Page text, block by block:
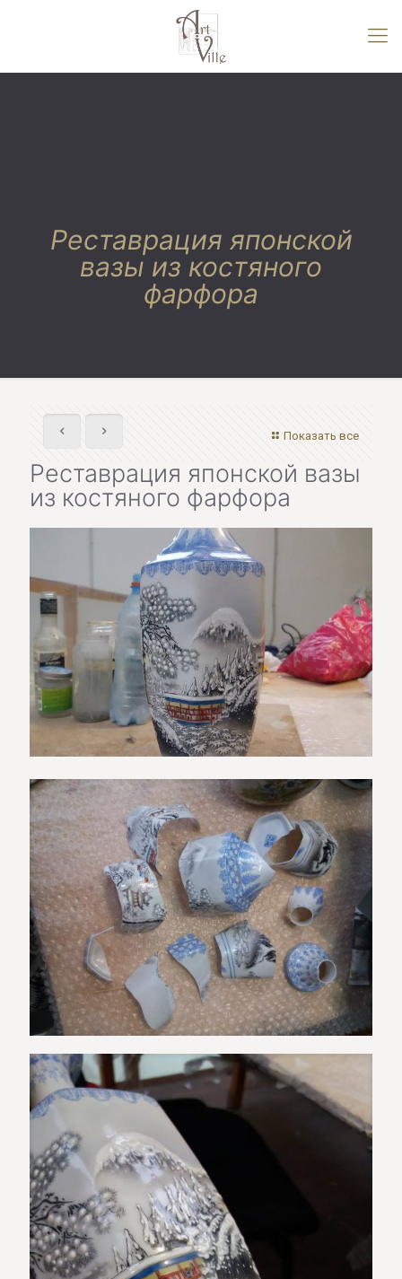
Реставрация японской
вазы из костяного
фарфора
Показать все
Реставрация японской вазы
из костяного фарфора